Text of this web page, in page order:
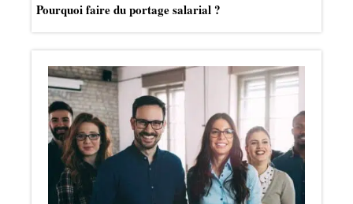
Pourquoi faire du portage salarial ?